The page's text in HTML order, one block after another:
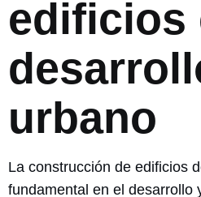
edificios
urbano
La construcción de edificios
fundamental en el desarrollo